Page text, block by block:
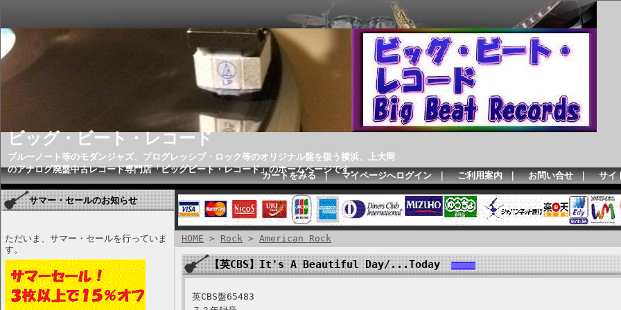
ビッグ・ビート・レコード
ブルーノート等のモダンジャズ、プログレッシブ・ロック等のオリジナル盤を扱う横浜、上大岡
のアナログ廃盤中古レコード専門店「ビッグビート・レコード」のホームページです。
カートをみる｜ マイページへログイン｜ ご利用案内｜ お問い合せ｜ サイ
サマー・セールのお知らせ
ただいま、サマー・セールを行っていま
す。
HOME > Rock > American Rock
【英CBS】It's A Beautiful Day/...Today
英CBS盤65483